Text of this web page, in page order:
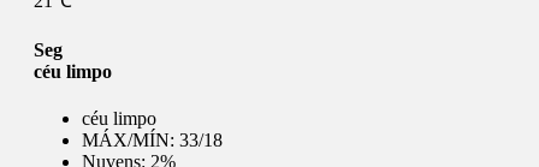
Seg
céu limpo
céu limpo
MÁX/MÍN: 33/18
Nuvens: 2%